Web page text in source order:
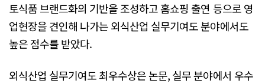
토식품 브랜드화의 기반을 조성하고 홈쇼핑 출연 등으로 영
업현장을 견인해 나가는 외식산업 실무기여도 분야에서도
높은 점수를 받았다.
외식산업 실무기여도 최우수상은 논문, 실무 분야에서 우수